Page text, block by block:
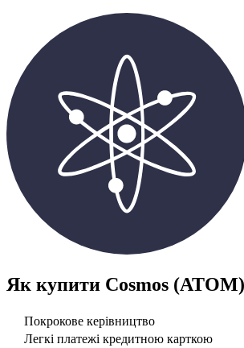
Як купити Cosmos (ATOM)
Покрокове керівництво
Легкі платежі кредитною карткою